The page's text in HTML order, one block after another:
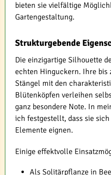
bieten sie vielfältige
Gartengestaltung.
Strukturgebende
Die einzigartige Silhouette
echten Hinguckern. Ihre bis
Stängel mit den
Blütenköpfen verleihen
ganz besondere Note. In
ich festgestellt, dass sie
Elemente eignen.
Einige effektvolle
Als Solitärpflanze in